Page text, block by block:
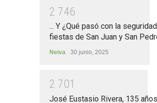
2 746
... Y ¿Qué pasó con la
fiestas de San Juan y San
Neiva 30 junio, 2025
2 701
José Eustasio Rivera, 135